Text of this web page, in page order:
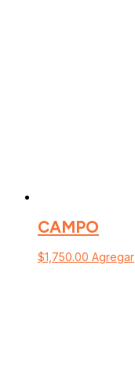
CAMPO
$1,750.00 Agregar